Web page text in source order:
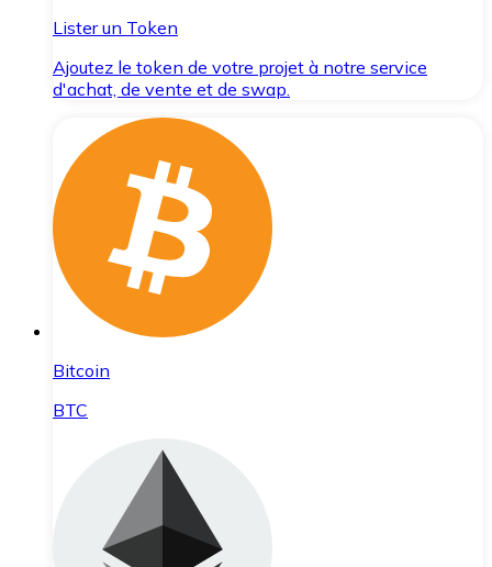
Lister un Token
Ajoutez le token de votre projet à notre service
d'achat, de vente et de swap.
Bitcoin
BTC